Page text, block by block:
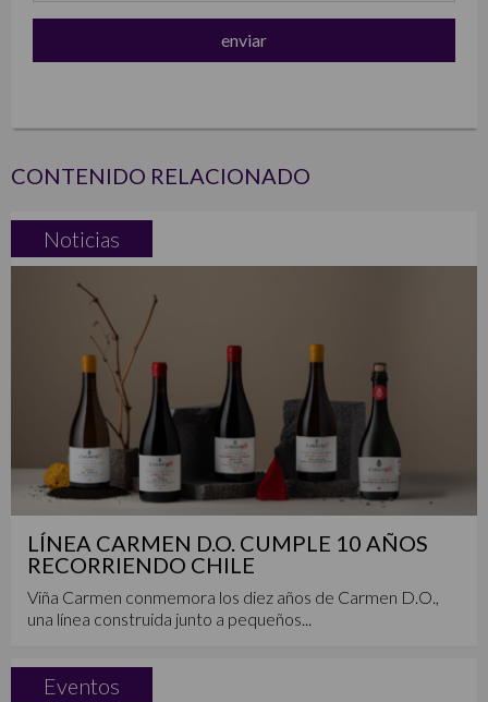
CONTENIDO RELACIONADO
Noticias
LÍNEA CARMEN D.O. CUMPLE 10 AÑOS
RECORRIENDO CHILE
Viña Carmen conmemora los diez años de Carmen D.O.,
una línea construida junto a pequeños...
Eventos